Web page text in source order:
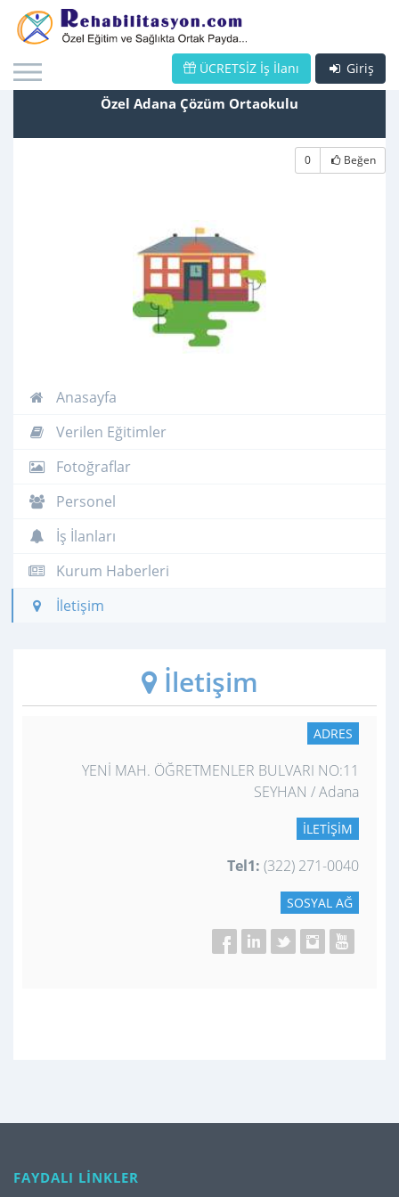
Giriş
ÜCRETSİZ İş İlanı
Özel Adana Çözüm Ortaokulu
0 Beğen
Anasayfa
Verilen Eğitimler
Fotoğraflar
Personel
İş İlanları
Kurum Haberleri
İletişim
İletişim
ADRES
YENİ MAH. ÖĞRETMENLER BULVARI NO:11
SEYHAN / Adana
İLETIŞIM
Tel1: (322) 271-0040
SOSYAL AĞ
FAYDALI LİNKLER